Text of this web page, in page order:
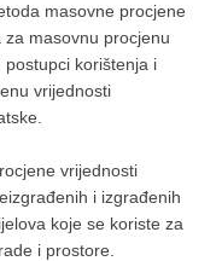
masovne procjene
masovnu procjenu
korištenja i
vrijednosti
vrijednosti
i izgrađenih
koje se koriste za
i prostore.